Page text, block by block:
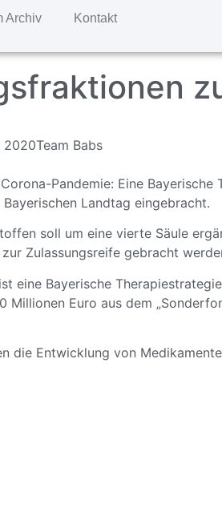
Archiv Kontakt
2020Team Babs
Pandemie: Eine
Landtag eingebracht.
soll um eine vierte Säule
Zulassungsreife gebracht
Bayerische
Euro aus dem
Entwicklung von